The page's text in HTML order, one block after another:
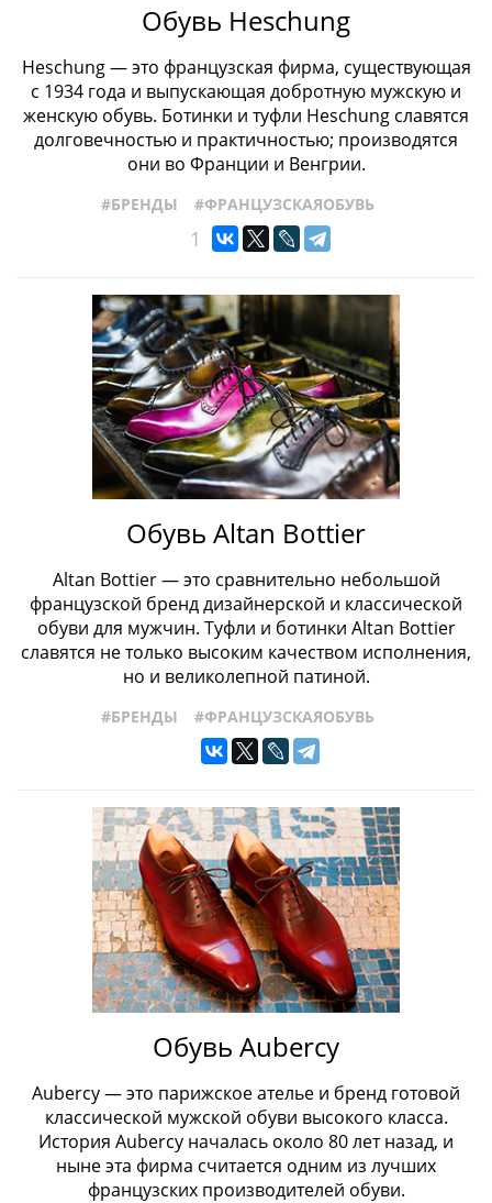
Обувь Heschung
Heschung — это французская фирма, существующая
с 1934 года и выпускающая добротную мужскую и
женскую обувь. Ботинки и туфли Heschung славятся
долговечностью и практичностью; производятся
они во Франции и Венгрии.
#БРЕНДЫ #ФРАНЦУЗСКАЯОБУВЬ
1
Обувь Altan Bottier
Altan Bottier — это сравнительно небольшой
французской бренд дизайнерской и классической
обуви для мужчин. Туфли и ботинки Altan Bottier
славятся не только высоким качеством исполнения,
но и великолепной патиной.
#БРЕНДЫ #ФРАНЦУЗСКАЯОБУВЬ
Обувь Aubercy
Aubercy — это парижское ателье и бренд готовой
классической мужской обуви высокого класса.
История Aubercy началась около 80 лет назад, и
ныне эта фирма считается одним из лучших
французских производителей обуви.